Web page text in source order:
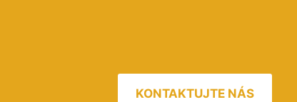
KONTAKTUJTE NÁS